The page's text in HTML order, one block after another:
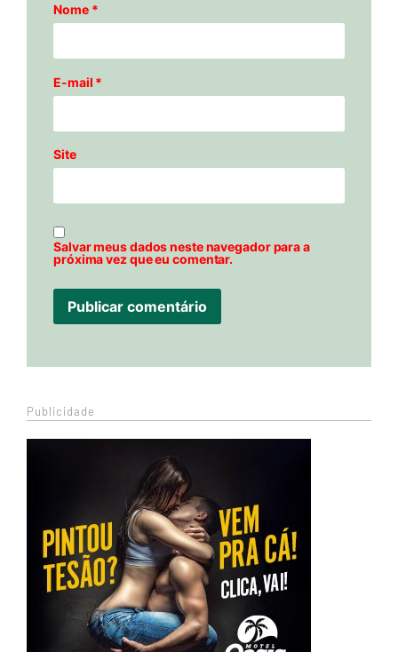
Nome *
E-mail *
Site
Salvar meus dados neste navegador para a
próxima vez que eu comentar.
Publicidade